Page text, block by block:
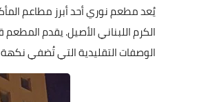
يُعد مطعم نوري أحد أبرز مطاعم
الكرم اللبناني الأصيل. يقدم
الوصفات التقليدية التي تُضفي